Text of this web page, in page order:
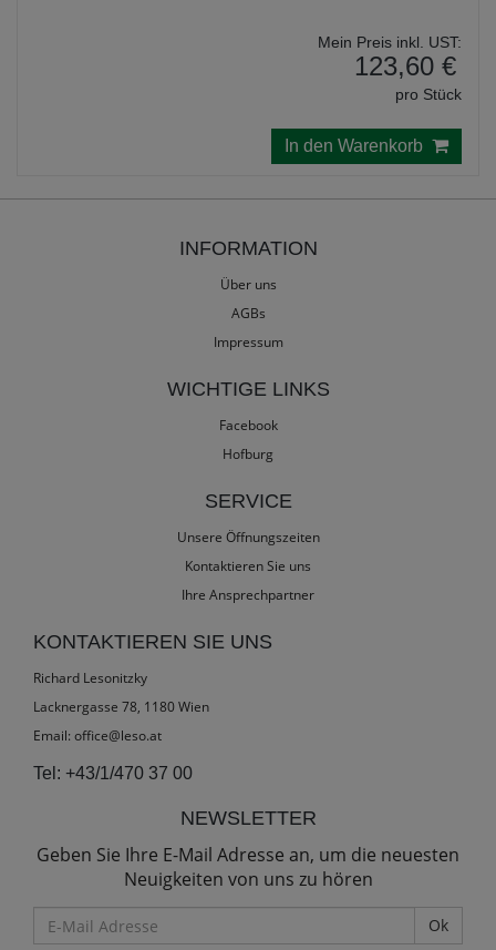
Mein Preis inkl. UST:
123,60 €
pro Stück
In den Warenkorb
INFORMATION
Über uns
AGBs
Impressum
WICHTIGE LINKS
Facebook
Hofburg
SERVICE
Unsere Öffnungszeiten
Kontaktieren Sie uns
Ihre Ansprechpartner
KONTAKTIEREN SIE UNS
Richard Lesonitzky
Lacknergasse 78, 1180 Wien
Email: office@leso.at
Tel: +43/1/470 37 00
NEWSLETTER
Geben Sie Ihre E-Mail Adresse an, um die neuesten
Neuigkeiten von uns zu hören
Mail